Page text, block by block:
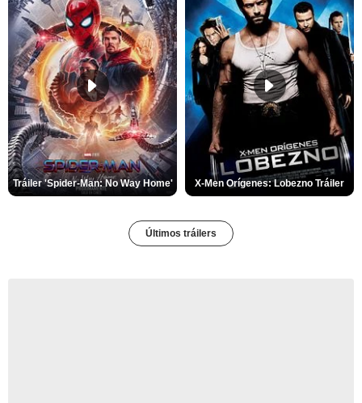
Tráiler 'Spider-Man: No Way Home' X-Men Orígenes: Lobezno Tráiler
Últimos tráilers